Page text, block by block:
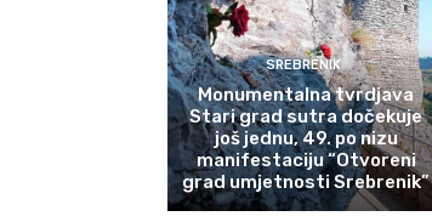
SREBRENIK
Monumentalna tvrdjava
Stari grad sutra dočekuje
još jednu, 49. po nizu
manifestaciju “Otvoreni
grad umjetnosti Srebrenik”